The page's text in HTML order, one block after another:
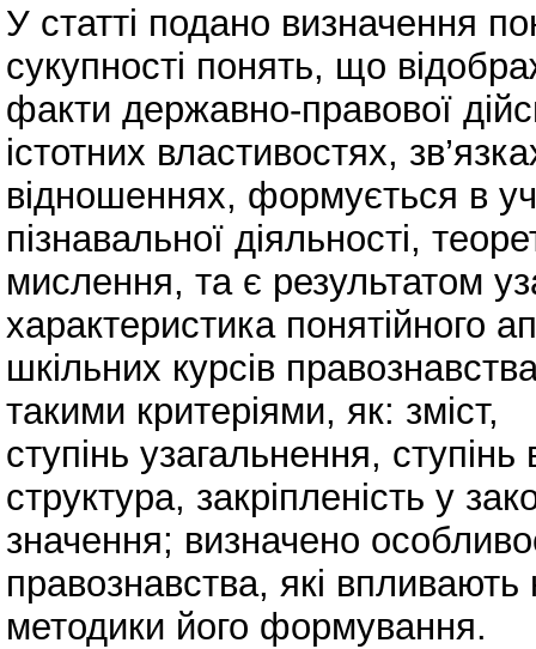
У статті подано визначення
сукупності понять, що
факти державно-правової
істотних властивостях,
відношеннях, формується в
пізнавальної діяльності,
мислення, та є результатом
характеристика понятійного
шкільних курсів
такими критеріями, як: зміст,
ступінь узагальнення,
структура, закріпленість у
значення; визначено
правознавства, які
методики його формування.